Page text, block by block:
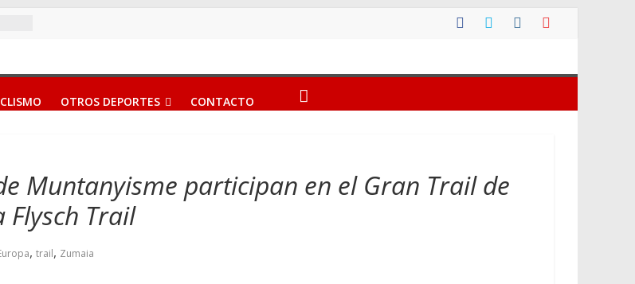
OTROS DEPORTES CONTACTO
Muntanyisme participan en el Gran Trail de
Flysch Trail
, trail, Zumaia